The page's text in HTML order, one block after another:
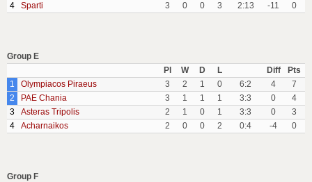
4
Sparti 3 0 0 3 2:13 -11 0
Group E
Pl
W D L Diff
Pts
1
Olympiacos Piraeus 3 2 1 0 6:2 4
7
2
PAE Chania 3 1 1 1 3:3 0
4
3
Asteras Tripolis 2 1 0 1 3:3 0
3
4
Acharnaikos 2 0 0 2 0:4 -4 0
Group F